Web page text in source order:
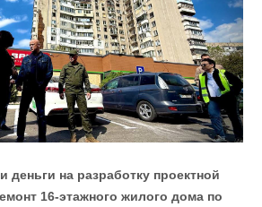
на разработку проектной
16-этажного жилого дома по